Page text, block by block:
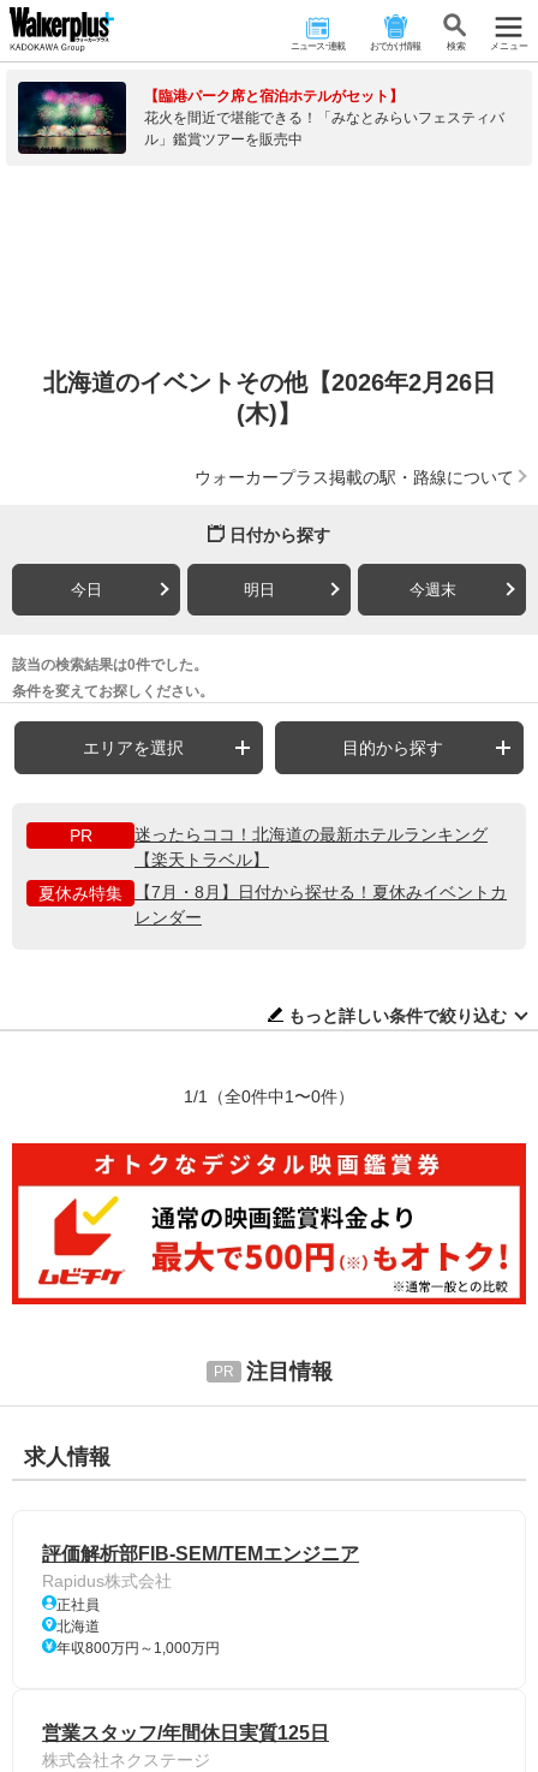
ニュース･連載 おでかけ情報 検 索 メニュー
【臨港パーク席と宿泊ホテルがセット】
花火を間近で堪能できる！「みなとみらいフェスティバ
ル」鑑賞ツアーを販売中
北海道のイベントその他【2026年2月26日
(木)】
ウォーカープラス掲載の駅・路線について
日付から探す
今日 明日 今週末
該当の検索結果は0件でした。
条件を変えてお探しください。
エリアを選択 目的から探す
PR
迷ったらココ！北海道の最新ホテルランキング
【楽天トラベル】
夏休み特集
【7月・8月】日付から探せる！夏休みイベントカ
レンダー
もっと詳しい条件で絞り込む
1/1 （全0件中1〜0件）
注目情報
求人情報
評価解析部FIB-SEM/TEMエンジニア
Rapidus株式会社
正社員
北海道
年収800万円～1,000万円
営業スタッフ/年間休日実質125日
株式会社ネクステージ